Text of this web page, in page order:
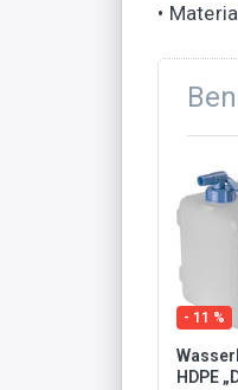
•
- 11 %
HDPE